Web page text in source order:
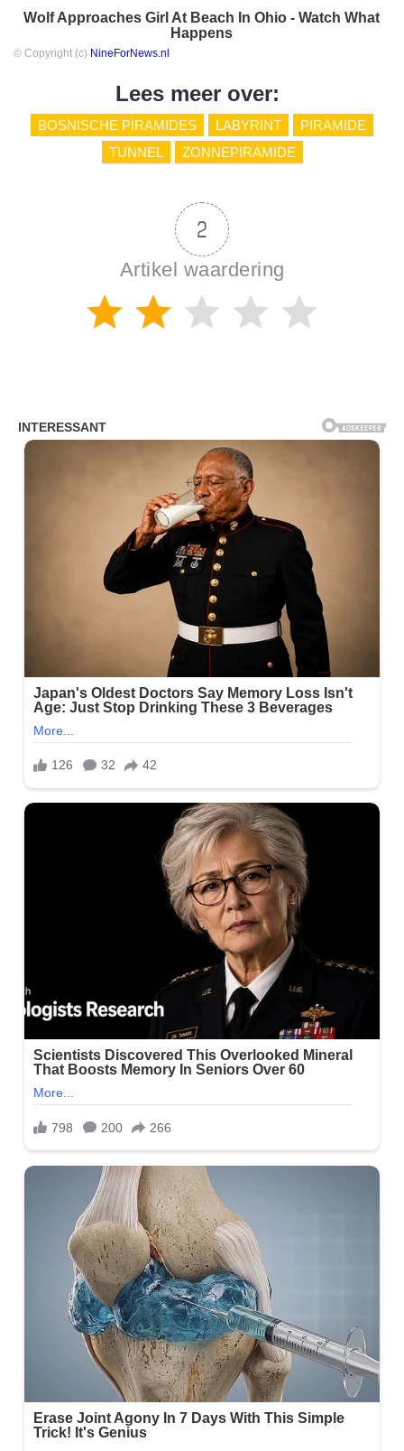
Wolf Approaches Girl At Beach In Ohio - Watch What
Happens
© Copyright (c) NineForNews.nl
Lees meer over:
BOSNISCHE PIRAMIDES LABYRINT
PIRAMIDE
TUNNEL
ZONNEPIRAMIDE
2
Artikel waardering